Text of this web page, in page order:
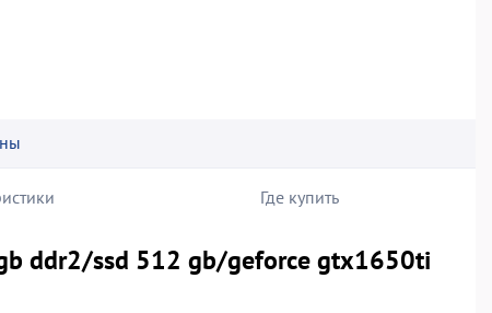
Где купить
ddr2/ssd 512 gb/geforce gtx1650ti